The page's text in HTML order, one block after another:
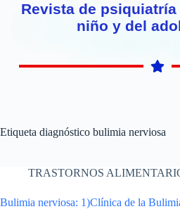
Revista de
niño y del
Etiqueta diagnóstico bulimia nerviosa
TRASTORNOS
Bulimia nerviosa: 1)Clínica de la